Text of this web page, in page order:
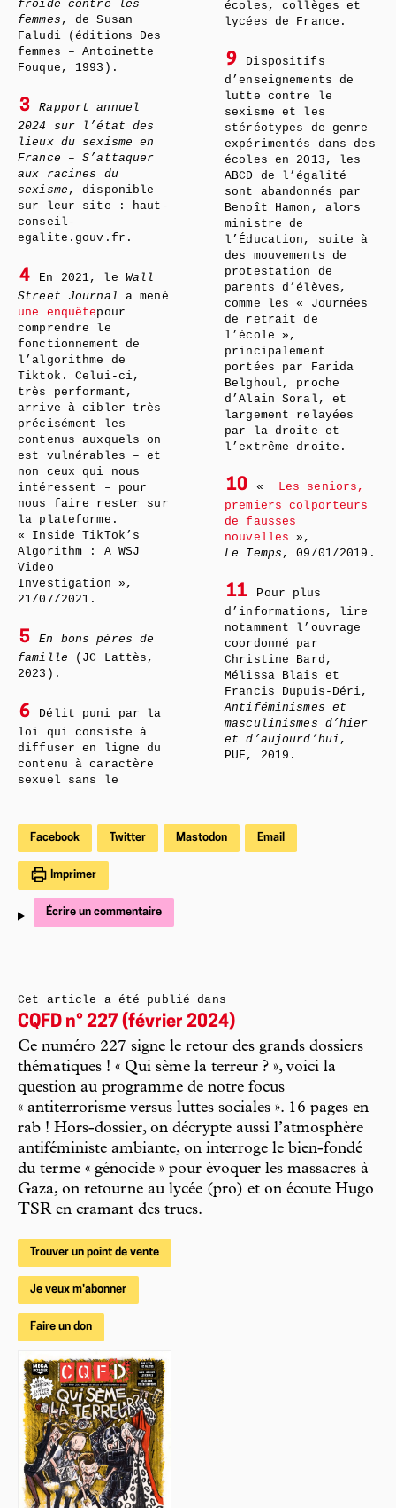
froide contre les
femmes , de Susan
Faludi (éditions Des
femmes – Antoinette
Fouque, 1993).
3
Rapport annuel
2024 sur l’état des
lieux du sexisme en
France – S’attaquer
aux racines du
sexisme , disponible
sur leur site : haut-
conseil-
egalite.gouv.fr.
4 En 2021, le Wall
Street Journal a mené
une enquêtepour
comprendre le
fonctionnement de
l’algorithme de
Tiktok. Celui-ci,
très performant,
arrive à cibler très
précisément les
contenus auxquels on
est vulnérables – et
non ceux qui nous
intéressent – pour
nous faire rester sur
la plateforme.
« Inside TikTok’s
Algorithm : A WSJ
Video
Investigation »,
21/07/2021.
5
En bons pères de
famille (JC Lattès,
2023).
6
Délit puni par la
loi qui consiste à
diffuser en ligne du
contenu à caractère
sexuel sans le
écoles, collèges et
lycées de France.
9
Dispositifs
d’enseignements de
lutte contre le
sexisme et les
stéréotypes de genre
expérimentés dans des
écoles en 2013, les
ABCD de l’égalité
sont abandonnés par
Benoît Hamon, alors
ministre de
l’Éducation, suite à
des mouvements de
protestation de
parents d’élèves,
comme les « Journées
de retrait de
l’école »,
principalement
portées par Farida
Belghoul, proche
d’Alain Soral, et
largement relayées
par la droite et
l’extrême droite.
10 «
Les seniors,
premiers colporteurs
de fausses
nouvelles »,
Le Temps , 09/01/2019.
11
Pour plus
d’informations, lire
notamment l’ouvrage
coordonné par
Christine Bard,
Mélissa Blais et
Francis Dupuis-Déri,
Antiféminismes et
masculinismes d’hier
et d’aujourd’hui ,
PUF, 2019.
Facebook Twitter Mastodon Email
Imprimer
Écrire un commentaire
Cet article a été publié dans
CQFD n° 227 (février 2024)
Ce numéro 227 signe le retour des grands dossiers
thématiques ! « Qui sème la terreur ? », voici la
question au programme de notre focus
« antiterrorisme versus luttes sociales ». 16 pages en
rab ! Hors-dossier, on décrypte aussi l’atmosphère
antiféministe ambiante, on interroge le bien-fondé
du terme « génocide » pour évoquer les massacres à
Gaza, on retourne au lycée (pro) et on écoute Hugo
TSR en cramant des trucs.
Trouver un point de vente
Je veux m'abonner
Faire un don